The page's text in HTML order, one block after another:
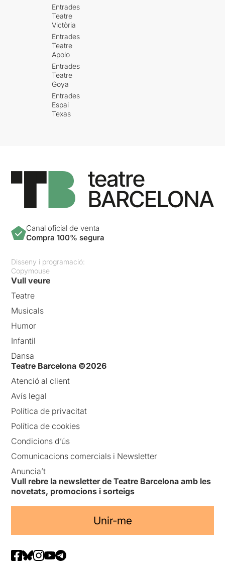
Entrades
Teatre
Victòria
Entrades
Teatre
Apolo
Entrades
Teatre
Goya
Entrades
Espai
Texas
Canal oficial de venta
Compra 100% segura
Disseny i programació:
Copymouse
Vull veure
Teatre
Musicals
Humor
Infantil
Dansa
Teatre Barcelona ©2026
Atenció al client
Avís legal
Política de privacitat
Política de cookies
Condicions d’ús
Comunicacions comercials i Newsletter
Anuncia’t
Vull rebre la newsletter de Teatre Barcelona amb les
novetats, promocions i sorteigs
Unir-me